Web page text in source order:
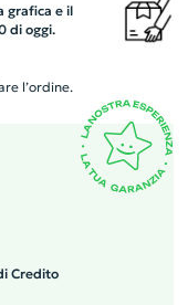
grafica e il
di oggi.
l’ordine.
Credito